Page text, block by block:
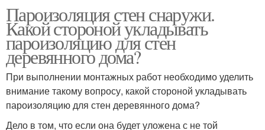
Пароизоляция стен снаружи.
Какой стороной укладывать
пароизоляцию для стен
деревянного дома?
При выполнении монтажных работ необходимо уделить
внимание такому вопросу, какой стороной укладывать
пароизоляцию для стен деревянного дома?
Дело в том, что если она будет уложена с не той